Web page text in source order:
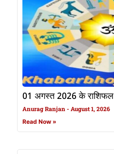
01 अगस्त 2026 के राशिफल
Anurag Ranjan August 1, 2026
Read Now »